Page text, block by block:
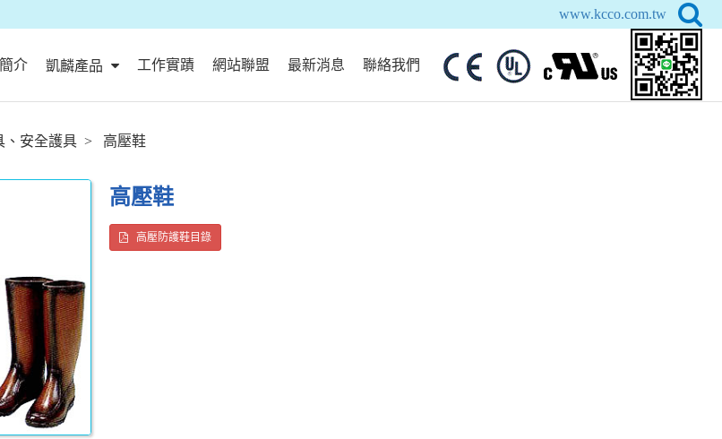
www.kcco.com.tw
介 凱麟產品 工作實蹟 網站聯盟 最新消息 聯絡我們
、安全護具 高壓鞋
高壓鞋
高壓防護鞋目錄